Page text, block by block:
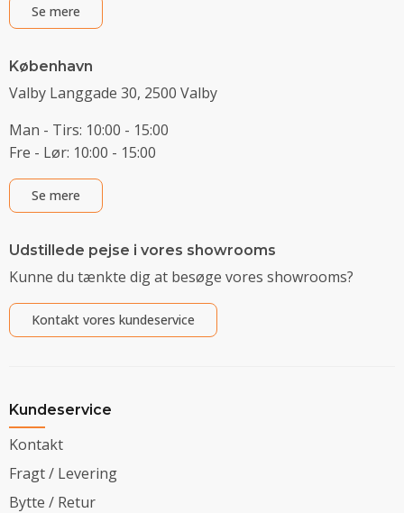
Se mere
København
Valby Langgade 30, 2500 Valby
Man - Tirs: 10:00 - 15:00
Fre - Lør: 10:00 - 15:00
Se mere
Udstillede pejse i vores showrooms
Kunne du tænkte dig at besøge vores showrooms?
Kontakt vores kundeservice
Kundeservice
Kontakt
Fragt / Levering
Bytte / Retur